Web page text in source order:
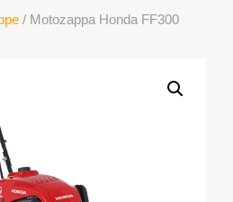
/ Motozappa Honda FF300